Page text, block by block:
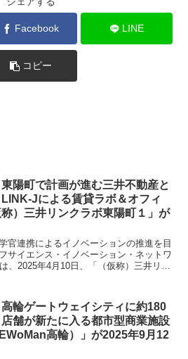
Facebook LINE
コピー
東陽町で計画が進む三井不動産と
LINK-Jによる賃貸ラボ＆オフィ
）三井リンクラボ東陽町１」が
官連携によるイノベーションの推進を目
サイエンス・イノベーション・ネットワ
、2025年4月10日、「（仮称）三井リン
高輪ゲートウェイシティに約180
店舗が新たに入る都市型商業施設
高輪）」が2025年9月12